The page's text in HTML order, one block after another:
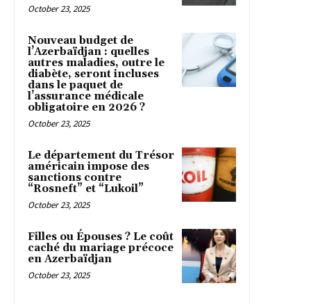
October 23, 2025
Nouveau budget de
l’Azerbaïdjan : quelles
autres maladies, outre le
diabète, seront incluses
dans le paquet de
l’assurance médicale
obligatoire en 2026 ?
October 23, 2025
Le département du Trésor
américain impose des
sanctions contre
“Rosneft” et “Lukoil”
October 23, 2025
Filles ou Épouses ? Le coût
caché du mariage précoce
en Azerbaïdjan
October 23, 2025